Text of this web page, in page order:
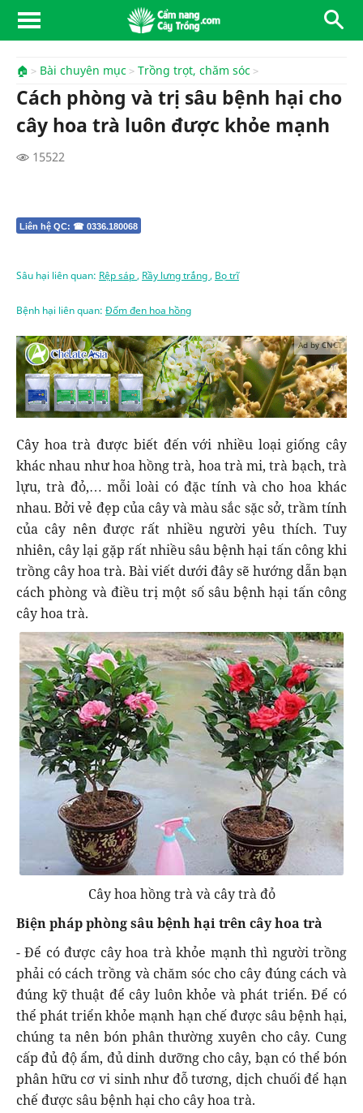
🏠 Bài chuyên mục Trồng trọt, chăm sóc
Cách phòng và trị sâu bệnh hại cho
cây hoa trà luôn được khỏe mạnh
15522
Liên hệ QC: ☎ 0336.180068
Sâu hại liên quan: Rệp sáp, Rầy lưng trắng, Bọ trĩ
Bệnh hại liên quan: Đốm đen hoa hồng
Ad by CNCT
Cây hoa trà được biết đến với nhiều loại giống cây
khác nhau như hoa hồng trà, hoa trà mi, trà bạch, trà
lựu, trà đỏ,… mỗi loài có đặc tính và cho hoa khác
nhau. Bởi vẻ đẹp của cây và màu sắc sặc sở, trầm tính
của cây nên được rất nhiều người yêu thích. Tuy
nhiên, cây lại gặp rất nhiều sâu bệnh hại tấn công khi
trồng cây hoa trà. Bài viết dưới đây sẽ hướng dẫn bạn
cách phòng và điều trị một số sâu bệnh hại tấn công
cây hoa trà.
Cây hoa hồng trà và cây trà đỏ
Biện pháp phòng sâu bệnh hại trên cây hoa trà
- Để có được cây hoa trà khỏe mạnh thì người trồng
phải có cách trồng và chăm sóc cho cây đúng cách và
đúng kỹ thuật để cây luôn khỏe và phát triển. Để có
thể phát triển khỏe mạnh hạn chế được sâu bệnh hại,
chúng ta nên bón phân thường xuyên cho cây. Cung
cấp đủ độ ẩm, đủ dinh dưỡng cho cây, bạn có thể bón
phân hữu cơ vi sinh như đỗ tương, dịch chuối để hạn
chế được sâu bệnh hại cho cây hoa trà.